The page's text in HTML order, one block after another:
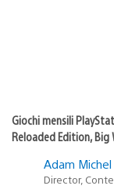
Giochi mensili
Reloaded Edition, Big
Adam Michel
Director,